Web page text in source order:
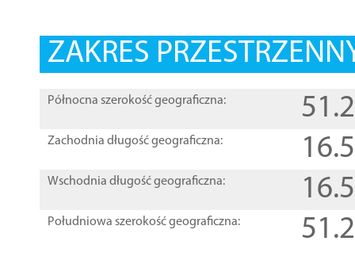
ZAKRES
Północna szerokość geograficzna:
Zachodnia długość geograficzna:
Wschodnia długość geograficzna:
Południowa szerokość geograficzna: